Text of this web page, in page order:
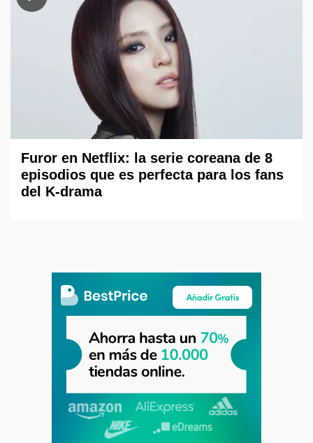
Furor en Netflix: la serie coreana de 8
episodios que es perfecta para los fans
del K-drama